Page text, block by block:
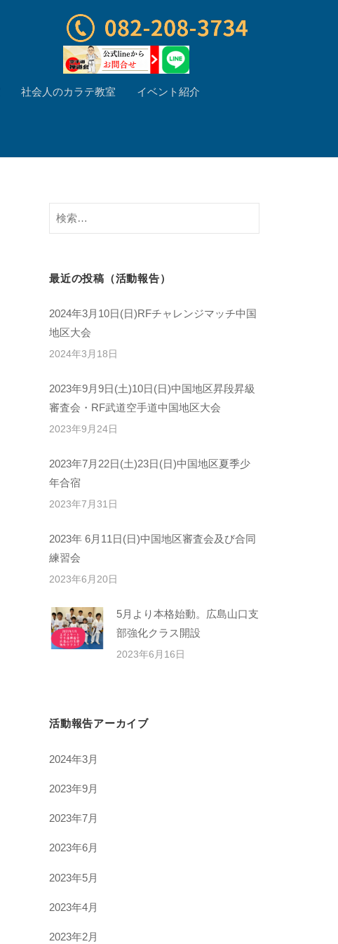
社会人のカラテ教室 イベント紹介
検
索:
最近の投稿（活動報告）
2024年3月10日(日)RFチャレンジマッチ中国
地区大会
2024年3月18日
2023年9月9日(土)10日(日)中国地区昇段昇級
審査会・RF武道空手道中国地区大会
2023年9月24日
2023年7月22日(土)23日(日)中国地区夏季少
年合宿
2023年7月31日
2023年 6月11日(日)中国地区審査会及び合同
練習会
2023年6月20日
5月より本格始動。広島山口支
部強化クラス開設
2023年6月16日
活動報告アーカイブ
2024年3月
2023年9月
2023年7月
2023年6月
2023年5月
2023年4月
2023年2月